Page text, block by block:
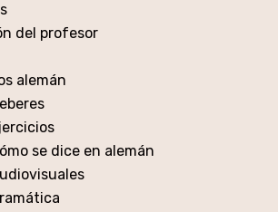
del profesor
alemán
se dice en alemán